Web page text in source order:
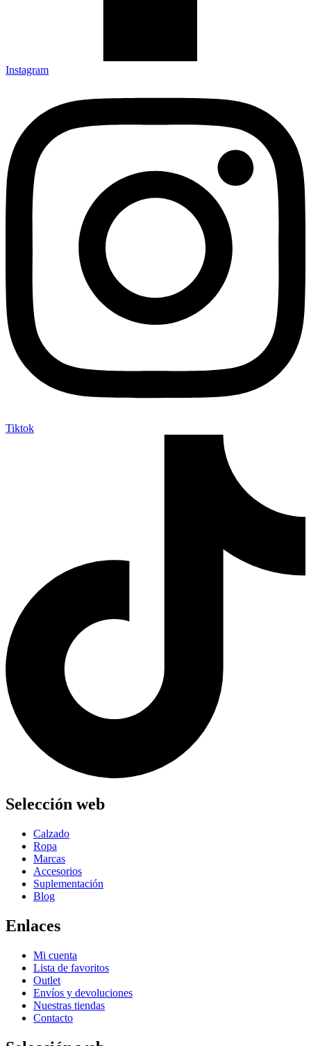
Instagram
Tiktok
Selección web
Calzado
Ropa
Marcas
Accesorios
Suplementación
Blog
Enlaces
Mi cuenta
Lista de favoritos
Outlet
Envíos y devoluciones
Nuestras tiendas
Contacto